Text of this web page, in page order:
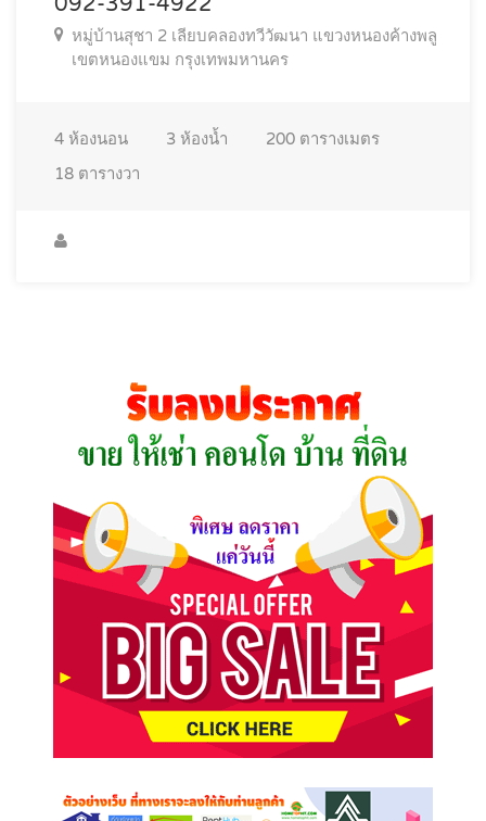
หมู่บ้านสุชา 2 เลียบคลองทวีวัฒนา แขวงหนองค้างพลู
เขตหนองแขม กรุงเทพมหานคร
4 ห้องนอน 3 ห้องน้ำ 200 ตารางเมตร
18 ตารางวา